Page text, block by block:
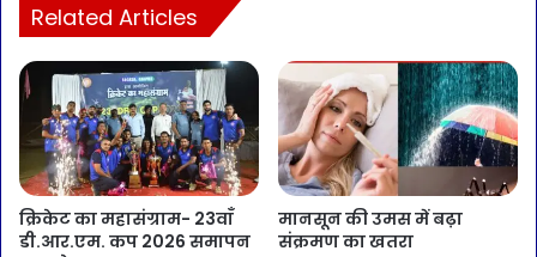
Related Articles
क्रिकेट का महासंग्राम- 23वाँ
डी.आर.एम. कप 2026 समापन
मानसून की उमस में बढ़ा
संक्रमण का खतरा